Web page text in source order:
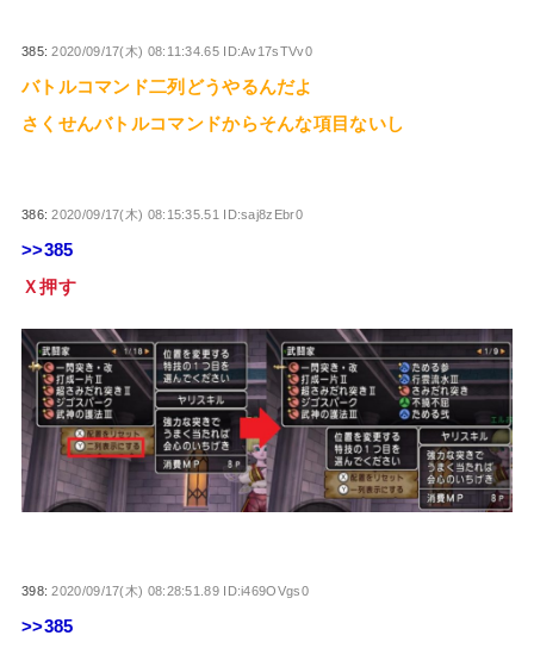
385:2020/09/17(木) 08:11:34.65 ID:Av17sTVv0
バトルコマンド二列どうやるんだよ
さくせんバトルコマンドからそんな項目ないし
386:2020/09/17(木) 08:15:35.51 ID:saj8zEbr0
>>385
Ｘ押す
398:2020/09/17(木) 08:28:51.89 ID:i469OVgs0
>>385